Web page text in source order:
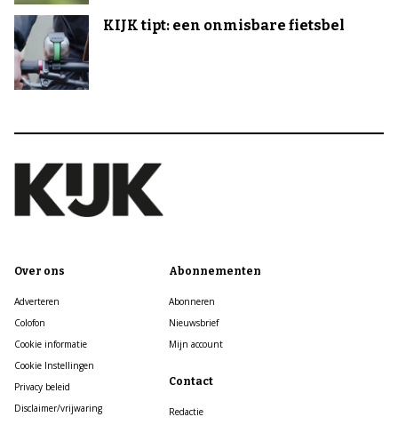
KIJK tipt: een onmisbare fietsbel
Over ons
Adverteren
Colofon
Cookie informatie
Cookie Instellingen
Privacy beleid
Disclaimer/vrijwaring
Abonnementen
Abonneren
Nieuwsbrief
Mijn account
Contact
Redactie